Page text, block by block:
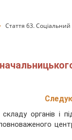
Стаття 63. Соціальний
органів і